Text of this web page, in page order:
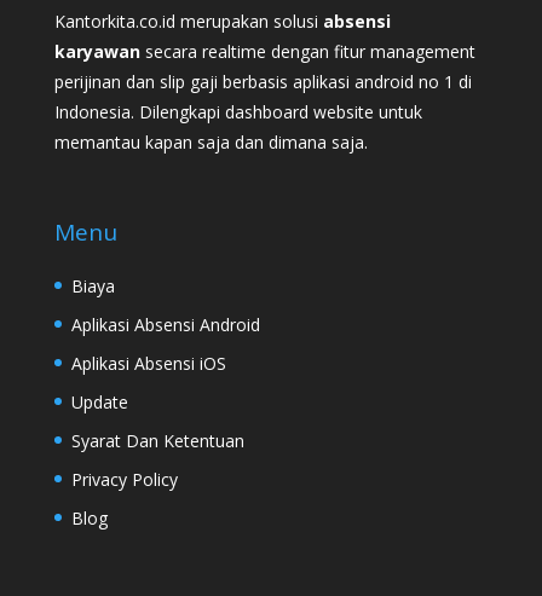
Kantorkita.co.id merupakan solusi absensi
karyawan secara realtime dengan fitur management
perijinan dan slip gaji berbasis aplikasi android no 1 di
Indonesia. Dilengkapi dashboard website untuk
memantau kapan saja dan dimana saja.
Menu
Biaya
Aplikasi Absensi Android
Aplikasi Absensi iOS
Update
Syarat Dan Ketentuan
Privacy Policy
Blog